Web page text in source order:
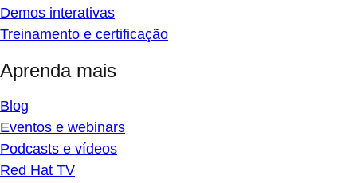
Demos interativas
Treinamento e certificação
Aprenda mais
Blog
Eventos e webinars
Podcasts e vídeos
Red Hat TV